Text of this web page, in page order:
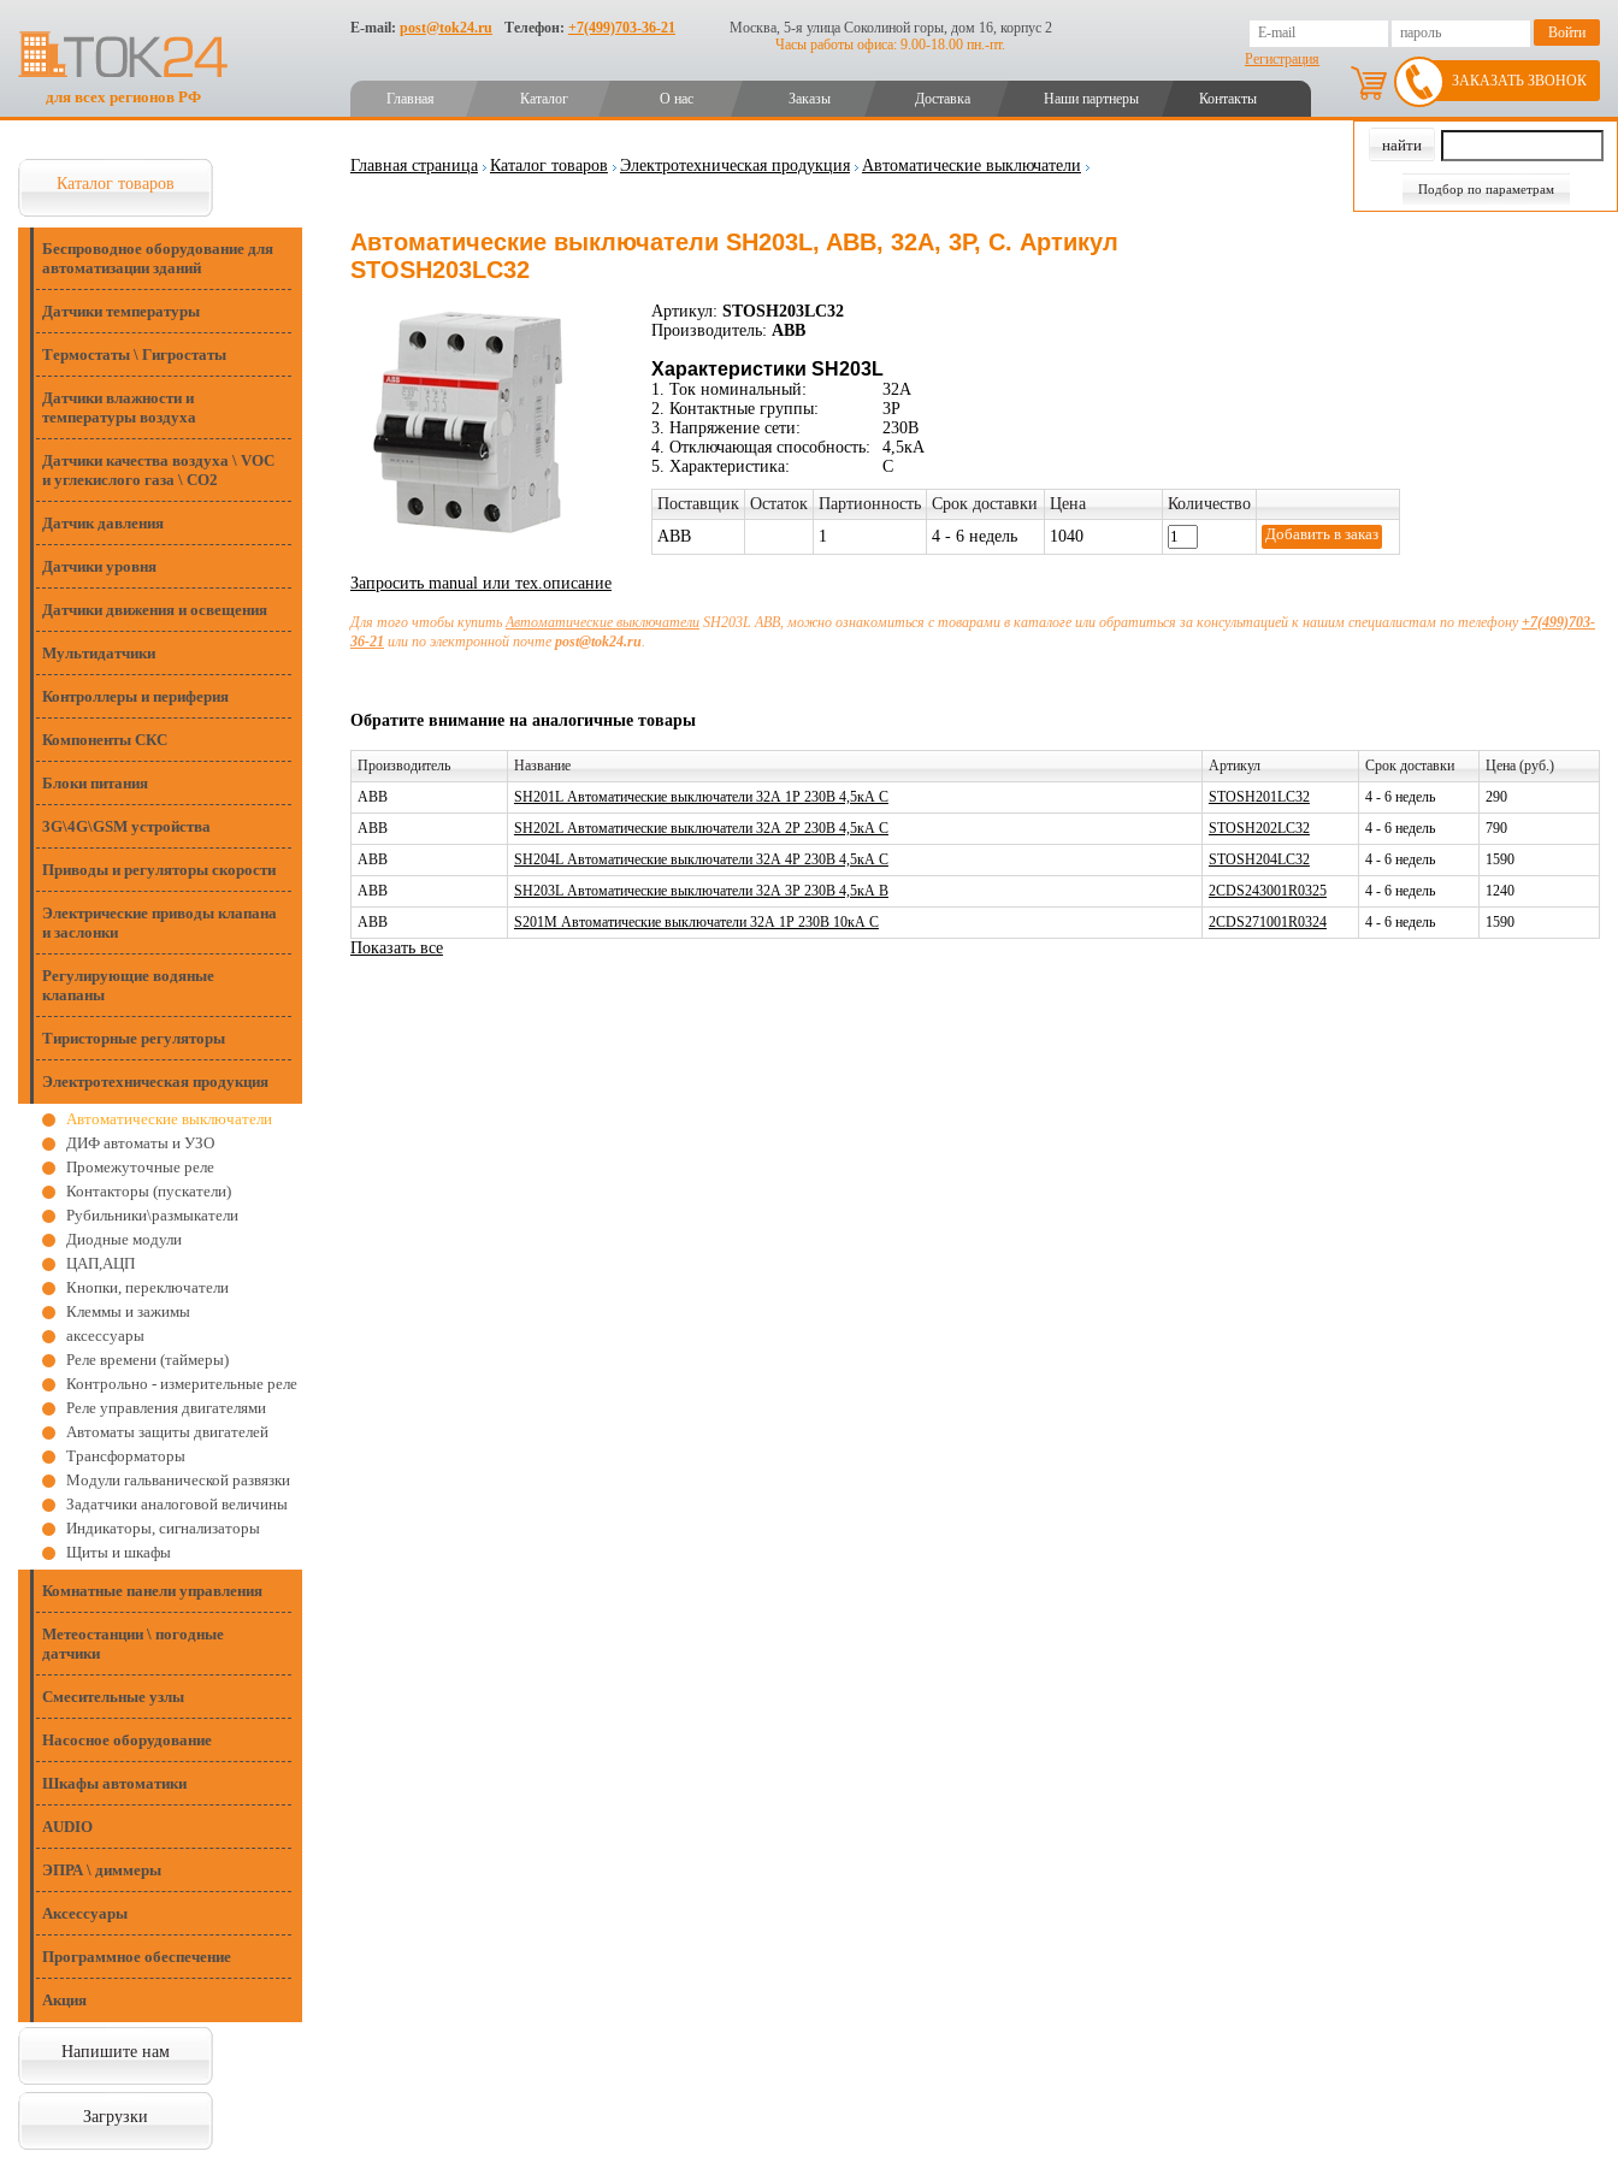
для всех регионов РФ
E-mail: post@tok24.ru Телефон: +7(499)703-36-21
Москва, 5-я улица Соколиной горы, дом 16, корпус 2
Часы работы офиса: 9.00-18.00 пн.-пт.
Регистрация
Главная Каталог О нас Заказы Доставка Наши партнеры Контакты
ЗАКАЗАТЬ ЗВОНОК
Подбор по параметрам
Каталог товаров
Беспроводное оборудование для
автоматизации зданий
Датчики температуры
Термостаты \ Гигростаты
Датчики влажности и
температуры воздуха
Датчики качества воздуха \ VOC
и углекислого газа \ CO2
Датчик давления
Датчики уровня
Датчики движения и освещения
Мультидатчики
Контроллеры и периферия
Компоненты СКС
Блоки питания
3G\4G\GSM устройства
Приводы и регуляторы скорости
Электрические приводы клапана
и заслонки
Регулирующие водяные
клапаны
Тиристорные регуляторы
Электротехническая продукция
Автоматические выключатели
ДИФ автоматы и УЗО
Промежуточные реле
Контакторы (пускатели)
Рубильники\размыкатели
Диодные модули
ЦАП,АЦП
Кнопки, переключатели
Клеммы и зажимы
аксессуары
Реле времени (таймеры)
Контрольно - измерительные реле
Реле управления двигателями
Автоматы защиты двигателей
Трансформаторы
Модули гальванической развязки
Задатчики аналоговой величины
Индикаторы, сигнализаторы
Щиты и шкафы
Комнатные панели управления
Метеостанции \ погодные
датчики
Смесительные узлы
Насосное оборудование
Шкафы автоматики
AUDIO
ЭПРА \ диммеры
Аксессуары
Программное обеспечение
Акция
Напишите нам
Загрузки
Главная страница Каталог товаров Электротехническая продукция Автоматические выключатели
Автоматические выключатели SH203L, ABB, 32А, 3P, C. Артикул
STOSH203LC32
Артикул: STOSH203LC32
Производитель: ABB
Характеристики SH203L
1. Ток номинальный:
32А
2. Контактные группы:
3P
3. Напряжение сети:
230В
4. Отключающая способность:
4,5кА
5. Характеристика:
C
Поставщик Остаток Партионность Срок доставки Цена
Количество
ABB
1 4 - 6 недель 1040
Запросить manual или тех.описание
Для того чтобы купитьАвтоматические выключателиSH203L ABB, можно ознакомиться с товарами в каталоге или обратиться за консультацией к нашим специалистам по телефону+7(499)703-
36-21 или по электронной почте post@tok24.ru.
Обратите внимание на аналогичные товары
Производитель Название Артикул Срок доставки
Цена (руб.)
ABB
SH201L Автоматические выключатели 32А 1P 230В 4,5кА C STOSH201LC32 4 - 6 недель
290
ABB
SH202L Автоматические выключатели 32А 2P 230В 4,5кА C STOSH202LC32 4 - 6 недель
790
ABB
SH204L Автоматические выключатели 32А 4P 230В 4,5кА C STOSH204LC32 4 - 6 недель
1590
ABB
SH203L Автоматические выключатели 32А 3P 230В 4,5кА B 2CDS243001R0325 4 - 6 недель
1240
ABB
S201M Автоматические выключатели 32А 1P 230В 10кА C 2CDS271001R0324 4 - 6 недель 1590
Показать все